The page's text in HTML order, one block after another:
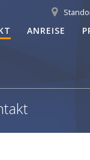
ANREISE